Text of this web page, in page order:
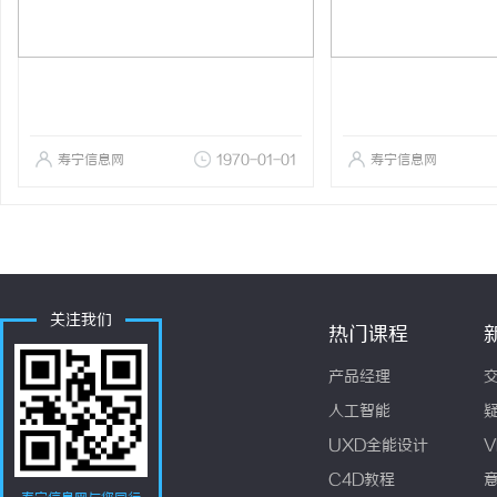
寿宁信息网 1970-01-01 寿宁信息网
关注我们
热门课程
产品经理
人工智能
UXD全能设计
C4D教程